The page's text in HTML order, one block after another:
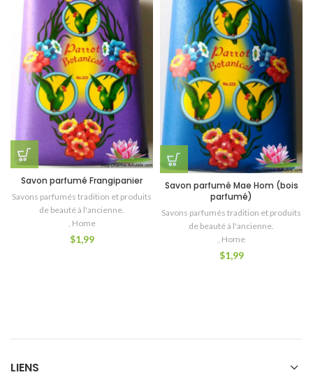
Savon parfumé Frangipanier
Savons parfumés tradition et produits
de beauté à l'ancienne.
Home
$1,99
Savon parfumé Mae Hom (bois
parfumé)
Savons parfumés tradition et produits
de beauté à l'ancienne.
, Home
$1,99
LIENS